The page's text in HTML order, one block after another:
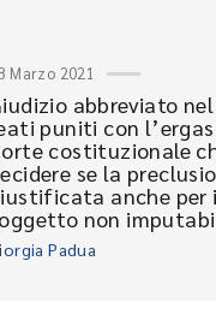
Marzo 2021
abbreviato
puniti con
costituzionale
se la
anche per
non
Padua